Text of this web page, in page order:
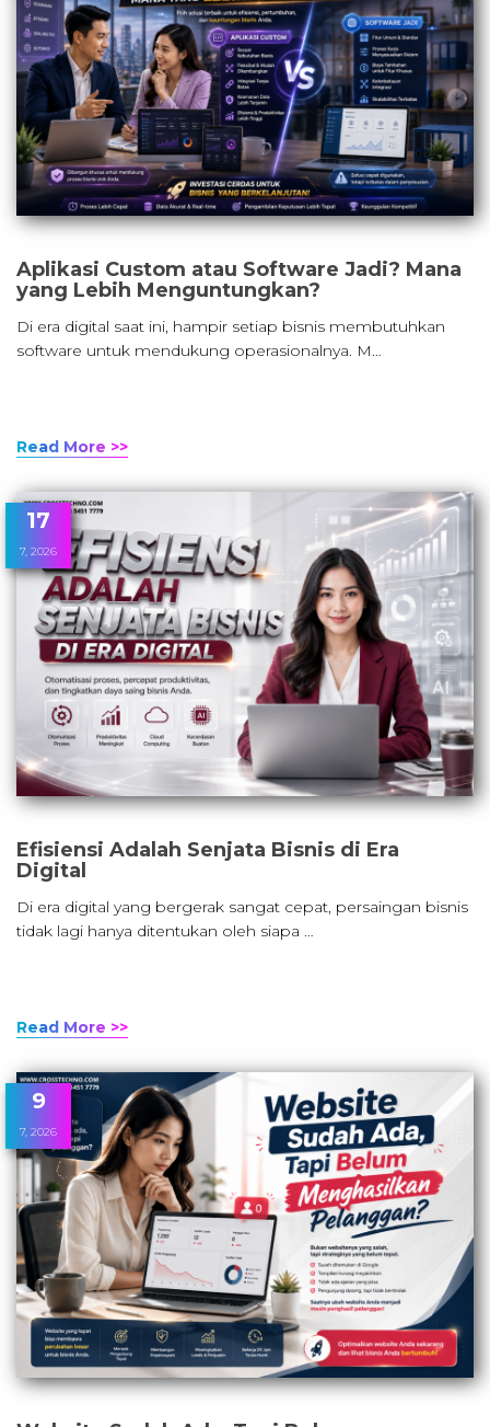
Aplikasi Custom atau Software Jadi? Mana
yang Lebih Menguntungkan?
Di era digital saat ini, hampir setiap bisnis membutuhkan
software untuk mendukung operasionalnya. M…
Read More >>
17
7, 2026
Efisiensi Adalah Senjata Bisnis di Era
Digital
Di era digital yang bergerak sangat cepat, persaingan bisnis
tidak lagi hanya ditentukan oleh siapa …
Read More >>
9
7, 2026